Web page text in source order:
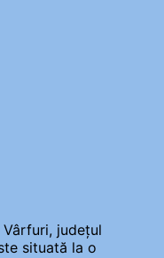
județul
situată la o